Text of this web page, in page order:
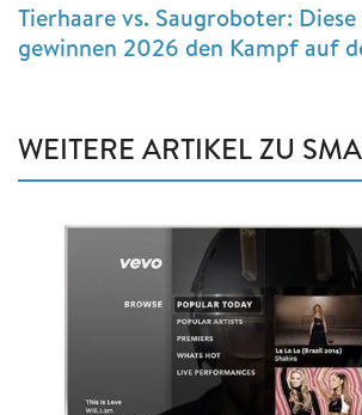
Tierhaare vs. Saugroboter:
gewinnen 2026 den Kampf auf
WEITERE ARTIKEL ZU